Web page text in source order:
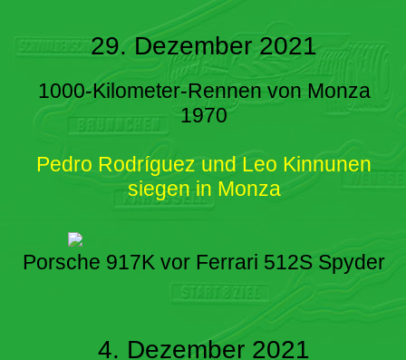
29. Dezember 2021
1000-Kilometer-Rennen von Monza
1970
Pedro Rodríguez und Leo Kinnunen
siegen in Monza
Porsche 917K vor Ferrari 512S Spyder
4. Dezember 2021